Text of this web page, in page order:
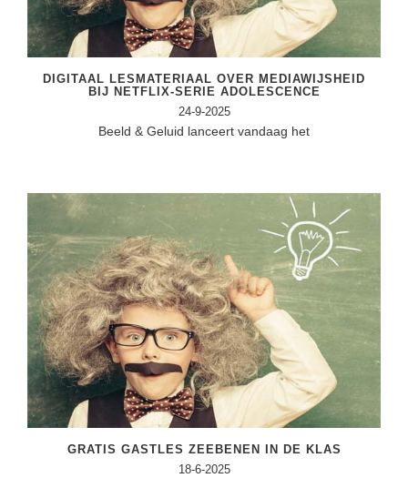
Techniek
Topografie
Verkeer
Budgetteren
Duurzaamheid
Eerste wereldoorlog
Evolutieleer
Feest- en Gedenkdagen
Godsdienstonderwijs
Kerstfeest
Kinderboekenweek
Taalvaardigheden
LESMATERIAAL
Beeldende Vorming
Geschiedenis
Maatschappijleer
Orientatie
Rekenen
Sociale vaardigheden
Taalvaardigheid
Vakoverstijgend
Verzorging
DIGITAAL LESMATERIAAL OVER MEDIAWIJSHEID
BIJ NETFLIX-SERIE ADOLESCENCE
24-9-2025
Beeld & Geluid lanceert vandaag het
GRATIS GASTLES ZEEBENEN IN DE KLAS
18-6-2025